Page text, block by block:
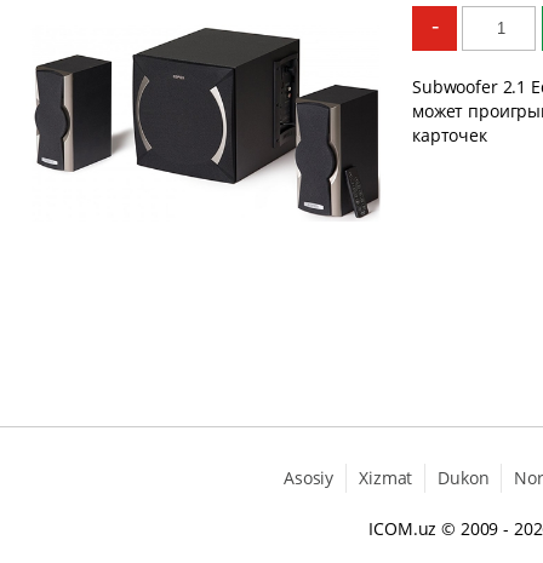
-
Subwoofer 2.1
может
карточек
Asosiy Xizmat Dukon
ICOM.uz © 2009 -